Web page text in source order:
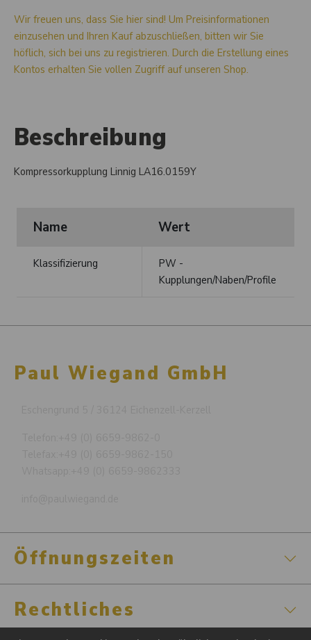
Wir freuen uns, dass Sie hier sind! Um Preisinformationen
einzusehen und Ihren Kauf abzuschließen, bitten wir Sie
höflich, sich bei uns zu registrieren. Durch die Erstellung eines
Kontos erhalten Sie vollen Zugriff auf unseren Shop.
Beschreibung
Kompressorkupplung Linnig LA16.0159Y
Name Wert
Klassifizierung
PW -
Kupplungen/Naben/Profile
Paul Wiegand GmbH
Öffnungszeiten
Rechtliches